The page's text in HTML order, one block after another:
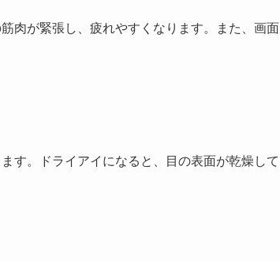
肉が緊張し、疲れやすくなります。また、画面
す。ドライアイになると、目の表面が乾燥して